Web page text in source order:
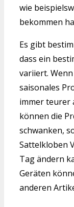
wie
bekommen
Es gibt
dass ein
variiert.
saisonales
immer teurer
können die
schwanken,
Sattelkloben
Tag ändern
Geräten
anderen